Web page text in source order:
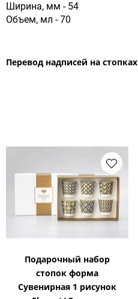
Ширина, мм - 54
Объем, мл - 70
Перевод надписей на стопках
Подарочный набор
стопок форма
Сувенирная 1 рисунок